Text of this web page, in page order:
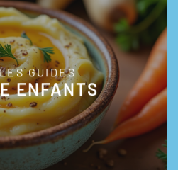
GUIDES
ENFANTS
SAVOIR +